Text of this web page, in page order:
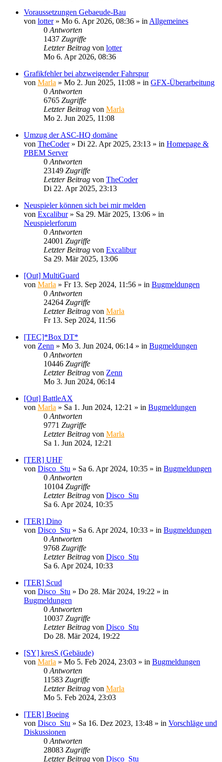
Voraussetzungen Gebaeude-Bau
von lotter» Mo 6. Apr 2026, 08:36 » in Allgemeines
0 Antworten
1437 Zugriffe
Letzter Beitrag von lotter
Mo 6. Apr 2026, 08:36
Grafikfehler bei abzweigender Fahrspur
von Marla » Mo 2. Jun 2025, 11:08 » in GFX-Überarbeitung
0 Antworten
6765 Zugriffe
Letzter Beitrag von Marla
Mo 2. Jun 2025, 11:08
Umzug der ASC-HQ domäne
von TheCoder» Di 22. Apr 2025, 23:13 » in Homepage &
PBEM Server
0 Antworten
23149 Zugriffe
Letzter Beitrag von TheCoder
Di 22. Apr 2025, 23:13
Neuspieler können sich bei mir melden
von Excalibur» Sa 29. Mär 2025, 13:06 » in
Neuspielerforum
0 Antworten
24001 Zugriffe
Letzter Beitrag von Excalibur
Sa 29. Mär 2025, 13:06
[Out] MultiGuard
von Marla » Fr 13. Sep 2024, 11:56 » in Bugmeldungen
0 Antworten
24264 Zugriffe
Letzter Beitrag von Marla
Fr 13. Sep 2024, 11:56
[TEC]*Box DT*
von Zenn » Mo 3. Jun 2024, 06:14 » in Bugmeldungen
0 Antworten
10446 Zugriffe
Letzter Beitrag von Zenn
Mo 3. Jun 2024, 06:14
[Out] BattleAX
von Marla » Sa 1. Jun 2024, 12:21 » in Bugmeldungen
0 Antworten
9771 Zugriffe
Letzter Beitrag von Marla
Sa 1. Jun 2024, 12:21
[TER] UHF
von Disco_Stu » Sa 6. Apr 2024, 10:35 » in Bugmeldungen
0 Antworten
10104 Zugriffe
Letzter Beitrag von Disco_Stu
Sa 6. Apr 2024, 10:35
[TER] Dino
von Disco_Stu » Sa 6. Apr 2024, 10:33 » in Bugmeldungen
0 Antworten
9768 Zugriffe
Letzter Beitrag von Disco_Stu
Sa 6. Apr 2024, 10:33
[TER] Scud
von Disco_Stu » Do 28. Mär 2024, 19:22 » in
Bugmeldungen
0 Antworten
10037 Zugriffe
Letzter Beitrag von Disco_Stu
Do 28. Mär 2024, 19:22
[SY] kresS (Gebäude)
von Marla » Mo 5. Feb 2024, 23:03 » in Bugmeldungen
0 Antworten
11583 Zugriffe
Letzter Beitrag von Marla
Mo 5. Feb 2024, 23:03
[TER] Boeing
von Disco_Stu » Sa 16. Dez 2023, 13:48 » in Vorschläge und
Diskussionen
0 Antworten
28083 Zugriffe
Letzter Beitrag von Disco_Stu